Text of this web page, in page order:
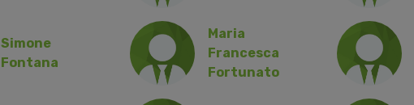
Simone
Fontana
Maria
Francesca
Fortunato